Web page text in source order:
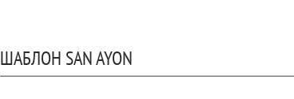
ШАБЛОН SAN AYON